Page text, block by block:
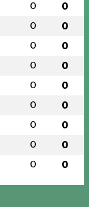
0 0
0 0
0 0
0 0
0 0
0 0
0 0
0 0
0 0